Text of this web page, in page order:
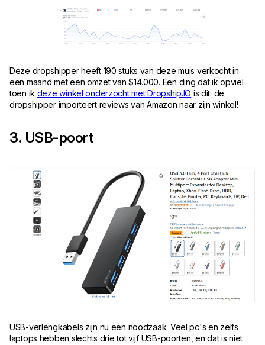
Deze dropshipper heeft 190 stuks van deze muis verkocht in
een maand met een omzet van $14.000. Een ding dat ik opviel
toen ik deze winkel onderzocht met Dropship.IO is dit: de
dropshipper importeert reviews van Amazon naar zijn winkel!
3. USB-poort
USB-verlengkabels zijn nu een noodzaak. Veel pc's en zelfs
laptops hebben slechts drie tot vijf USB-poorten, en dat is niet